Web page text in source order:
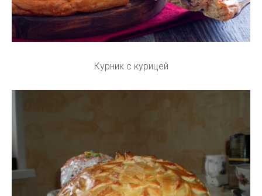
Курник с курицей